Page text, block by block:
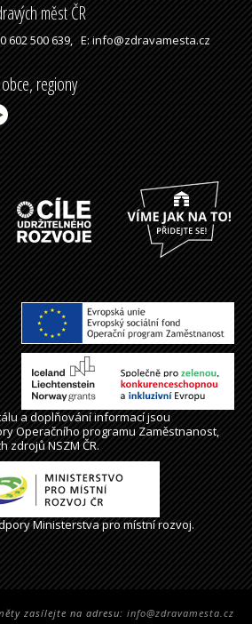
měst ČR
602 500 639,E: info@zdravamesta.cz
regiony
a doplňování informací jsou
Operačního programu Zaměstnanost,
zdrojů NSZM ČR.
Ministerstva pro místní rozvoj.
zasílejte na adresu: info@zdravamesta.cz